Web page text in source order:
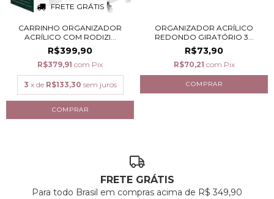
FRETE GRÁTIS
CARRINHO ORGANIZADOR
ACRÍLICO COM RODIZI...
R$399,90
R$379,91 com Pix
3 x de R$133,30 sem juros
ORGANIZADOR ACRÍLICO
REDONDO GIRATÓRIO 3...
R$73,90
R$70,21 com Pix
FRETE GRÁTIS
Para todo Brasil em compras acima de R$ 349,90